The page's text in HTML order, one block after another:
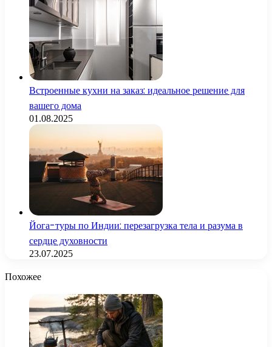
Встроенные кухни на заказ: идеальное решение для
вашего дома
01.08.2025
Йога-туры по Индии: перезагрузка тела и разума в
сердце духовности
23.07.2025
Похожее